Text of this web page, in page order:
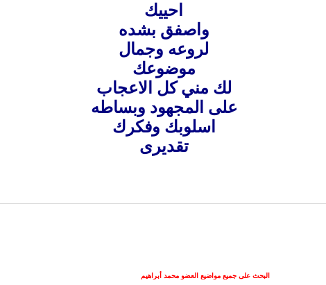
احييك
واصفق بشده
لروعه وجمال
موضوعك
لك مني كل الاعجاب
على المجهود وبساطه
اسلوبك وفكرك
تقديرى
البحث على جميع مواضيع العضو محمد أبراهيم